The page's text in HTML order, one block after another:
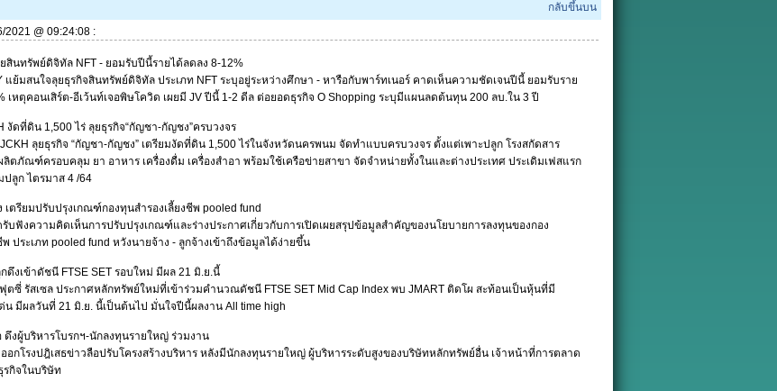
กลับขึ้นบน
2021 @ 09:24:08 :
สินทรัพย์ดิจิทัล NFT - ยอมรับปีนี้รายได้ลดลง 8-12%
มสนใจลุยธุรกิจสินทรัพย์ดิจิทัล ประเภท NFT ระบุอยู่ระหว่างศึกษา - หารือกับพาร์ทเนอร์ คาดเห็นความชัดเจนปีนี้ ยอมรับราย
เหตุคอนเสิร์ต-อีเว้นท์เจอพิษโควิด เผยมี JV ปีนี้ 1-2 ดีล ต่อยอดธุรกิจ O Shopping ระบุมีแผนลดต้นทุน 200 ลบ.ใน 3 ปี
งัดที่ดิน 1,500 ไร่ ลุยธุรกิจ“กัญชา-กัญชง”ครบวงจร
ลุยธุรกิจ “กัญชา-กัญชง” เตรียมงัดที่ดิน 1,500 ไร่ในจังหวัดนครพนม จัดทำแบบครบวงจร ตั้งแต่เพาะปลูก โรงสกัดสาร
ลิตภัณฑ์ครอบคลุม ยา อาหาร เครื่องดื่ม เครื่องสำอา พร้อมใช้เครือข่ายสาขา จัดจำหน่ายทั้งในและต่างประเทศ ประเดิมเฟสแรก
ปลูก ไตรมาส 4 /64
เตรียมปรับปรุงเกณฑ์กองทุนสำรองเลี้ยงชีพ pooled fund
งความคิดเห็นการปรับปรุงเกณฑ์และร่างประกาศเกี่ยวกับการเปิดเผยสรุปข้อมูลสำคัญของนโยบายการลงทุนของกอง
พ ประเภท pooled fund หวังนายจ้าง - ลูกจ้างเข้าถึงข้อมูลได้ง่ายขึ้น
ดึงเข้าดัชนี FTSE SET รอบใหม่ มีผล 21 มิ.ย.นี้
รัสเซล ประกาศหลักทรัพย์ใหม่ที่เข้าร่วมคำนวณดัชนี FTSE SET Mid Cap Index พบ JMART ติดโผ สะท้อนเป็นหุ้นที่มี
มีผลวันที่ 21 มิ.ย. นี้เป็นต้นไป มั่นใจปีนี้ผลงาน All time high
ดึงผู้บริหารโบรกฯ-นักลงทุนรายใหญ่ ร่วมงาน
กโรงปฎิเสธข่าวลือปรับโครงสร้างบริหาร หลังมีนักลงทุนรายใหญ่ ผู้บริหารระดับสูงของบริษัทหลักทรัพย์อื่น เจ้าหน้าที่การตลาด
รกิจในบริษัท